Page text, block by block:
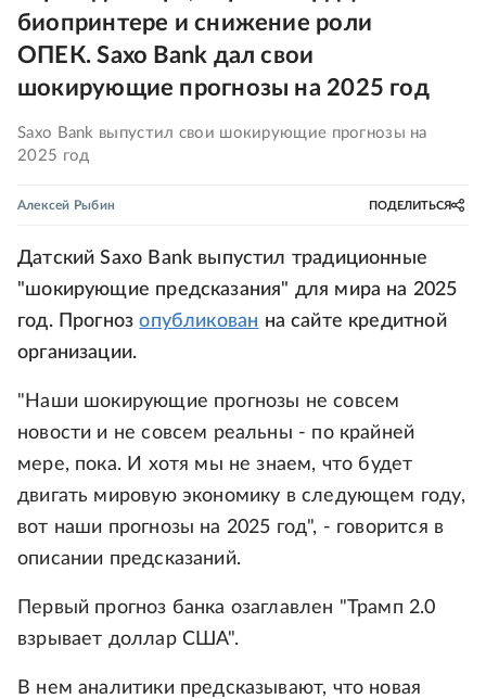
биопринтере и снижение роли
ОПЕК. Saxo Bank дал свои
шокирующие прогнозы на 2025 год
Saxo Bank выпустил свои шокирующие прогнозы на
2025 год
Алексей Рыбин ПОДЕЛИТЬСЯ
Датский Saxo Bank выпустил традиционные
"шокирующие предсказания" для мира на 2025
год. Прогнозопубликован на сайте кредитной
организации.
"Наши шокирующие прогнозы не совсем
новости и не совсем реальны - по крайней
мере, пока. И хотя мы не знаем, что будет
двигать мировую экономику в следующем году,
вот наши прогнозы на 2025 год", - говорится в
описании предсказаний.
Первый прогноз банка озаглавлен "Трамп 2.0
взрывает доллар США".
В нем аналитики предсказывают, что новая